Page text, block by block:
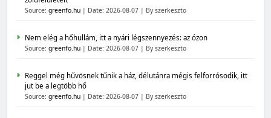
Source: greenfo.hu Date: 2026-08-07 By szerkeszto
Nem elég a hőhullám, itt a nyári légszennyezés: az ózon
Source: greenfo.hu Date: 2026-08-07 By szerkeszto
Reggel még hűvösnek tűnik a ház, délutánra mégis felforrósodik, itt
jut be a legtöbb hő
Source: greenfo.hu Date: 2026-08-07 By szerkeszto